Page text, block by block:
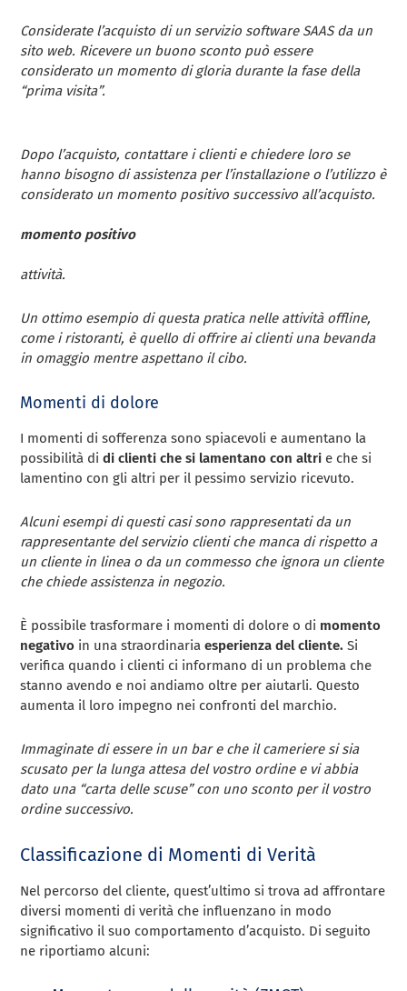
Considerate l’acquisto di un servizio software SAAS da un
sito web. Ricevere un buono sconto può essere
considerato un momento di gloria durante la fase della
“prima visita”.
Dopo l’acquisto, contattare i clienti e chiedere loro se
hanno bisogno di assistenza per l’installazione o l’utilizzo è
considerato un momento positivo successivo all’acquisto.
momento positivo
attività.
Un ottimo esempio di questa pratica nelle attività offline,
come i ristoranti, è quello di offrire ai clienti una bevanda
in omaggio mentre aspettano il cibo.
Momenti di dolore
I momenti di sofferenza sono spiacevoli e aumentano la
possibilità didi clienti che si lamentano con altri e che si
lamentino con gli altri per il pessimo servizio ricevuto.
Alcuni esempi di questi casi sono rappresentati da un
rappresentante del servizio clienti che manca di rispetto a
un cliente in linea o da un commesso che ignora un cliente
che chiede assistenza in negozio.
È possibile trasformare i momenti di dolore o di momento
negativo in una straordinariaesperienza del cliente. Si
verifica quando i clienti ci informano di un problema che
stanno avendo e noi andiamo oltre per aiutarli. Questo
aumenta il loro impegno nei confronti del marchio.
Immaginate di essere in un bar e che il cameriere si sia
scusato per la lunga attesa del vostro ordine e vi abbia
dato una “carta delle scuse” con uno sconto per il vostro
ordine successivo.
Classificazione di Momenti di Verità
Nel percorso del cliente, quest’ultimo si trova ad affrontare
diversi momenti di verità che influenzano in modo
significativo il suo comportamento d’acquisto. Di seguito
ne riportiamo alcuni: